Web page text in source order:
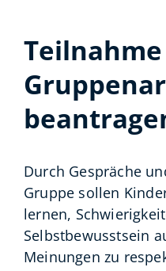
Durch Gespräche
Gruppe sollen
lernen,
Selbstbewusstsein
Meinungen zu